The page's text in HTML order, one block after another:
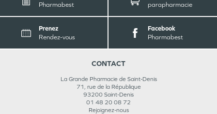
Pharmabest
parapharmacie
Prenez
Rendez-vous
Facebook
Pharmabest
CONTACT
La Grande Pharmacie de Saint-Denis
71, rue de la République
93200 Saint-Denis
01 48 20 08 72
Rejoignez-nous